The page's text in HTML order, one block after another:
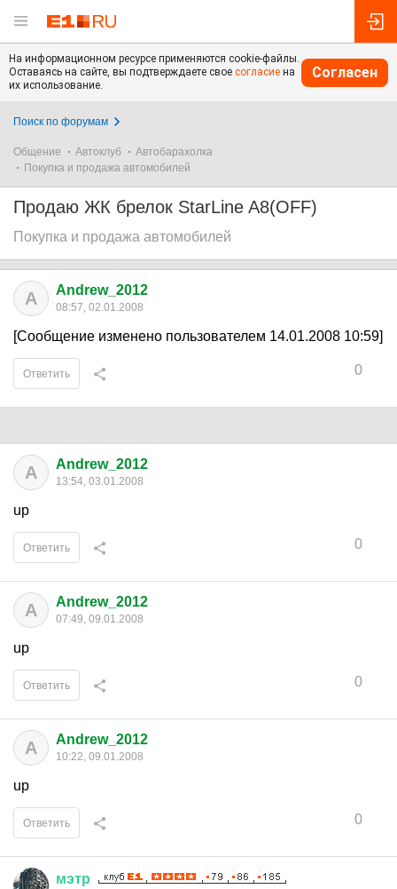
На информационном ресурсе применяются cookie-файлы.
Оставаясь на сайте, вы подтверждаете свое согласие на
их использование.
Согласен
Поиск по форумам
Общение Автоклуб
Автобарахолка
Покупка и продажа автомобилей
Продаю ЖК брелок StarLine A8(OFF)
Покупка и продажа автомобилей
A Andrew_2012
08:57, 02.01.2008
[Сообщение изменено пользователем 14.01.2008 10:59]
0
Ответить
A Andrew_2012
13:54, 03.01.2008
up
0
Ответить
A Andrew_2012
07:49, 09.01.2008
up
0
Ответить
A Andrew_2012
10:22, 09.01.2008
up
0
Ответить
мэтр